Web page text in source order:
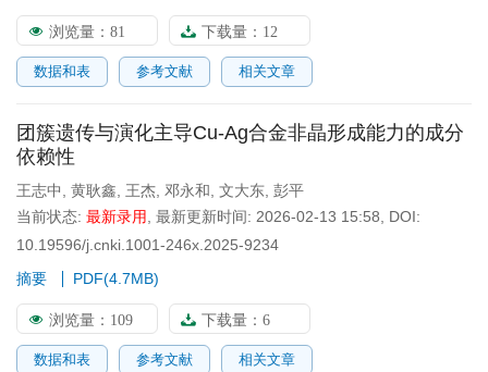
浏览量： 81 下载量： 12
数据和表 参考文献 相关文章
团簇遗传与演化主导Cu-Ag合金非晶形成能力的成分
依赖性
王志中 黄耿鑫 王杰 邓永和 文大东 彭平
当前状态: 最新录用 最新更新时间: 2026-02-13 15:58
DOI:
10.19596/j.cnki.1001-246x.2025-9234
摘要
PDF(4.7MB)
浏览量： 109 下载量： 6
数据和表 参考文献 相关文章